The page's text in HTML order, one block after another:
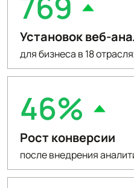
Установок веб-
для бизнеса в 18
46%
Рост конверсии
после внедрения